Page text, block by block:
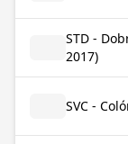
STD -
2017)
SVC -